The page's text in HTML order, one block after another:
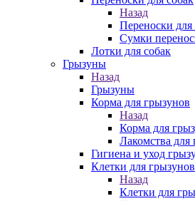
Назад
Переноски для
Сумки
Лотки для собак
Грызуны
Назад
Грызуны
Корма для грызунов
Назад
Корма для
Лакомства для
Гигиена и уход
Клетки для грызунов
Назад
Клетки для